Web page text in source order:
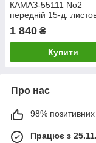
КАМАЗ-55111 No2
передній 15-д.
(75х10-1575) (пр.во
RIDER)
1 840 ₴
Купити
Про нас
98% позитивних
Працює з